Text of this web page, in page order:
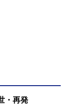
・再発